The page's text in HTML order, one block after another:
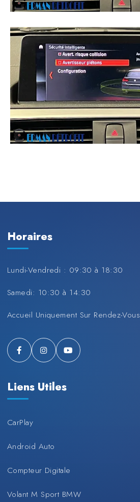
Horaires
Lundi-Vendredi : 09:30 à 18:30
Samedi: 10:30 à 14:30
Accueil Uniquement Sur Rendez-Vous
Liens Utiles
CarPlay
Android Auto
Compteur Digitale
Volant M Sport BMW